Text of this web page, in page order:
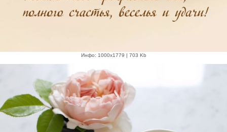
Инфо: 1000х1779 | 703 Kb